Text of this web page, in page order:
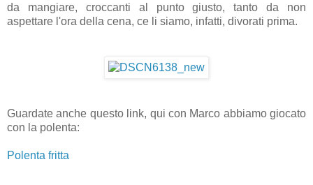
da mangiare, croccanti al punto giusto, tanto da non
aspettare l'ora della cena, ce li siamo, infatti, divorati prima.
Guardate anche questo link, qui con Marco abbiamo giocato
con la polenta:
Polenta fritta